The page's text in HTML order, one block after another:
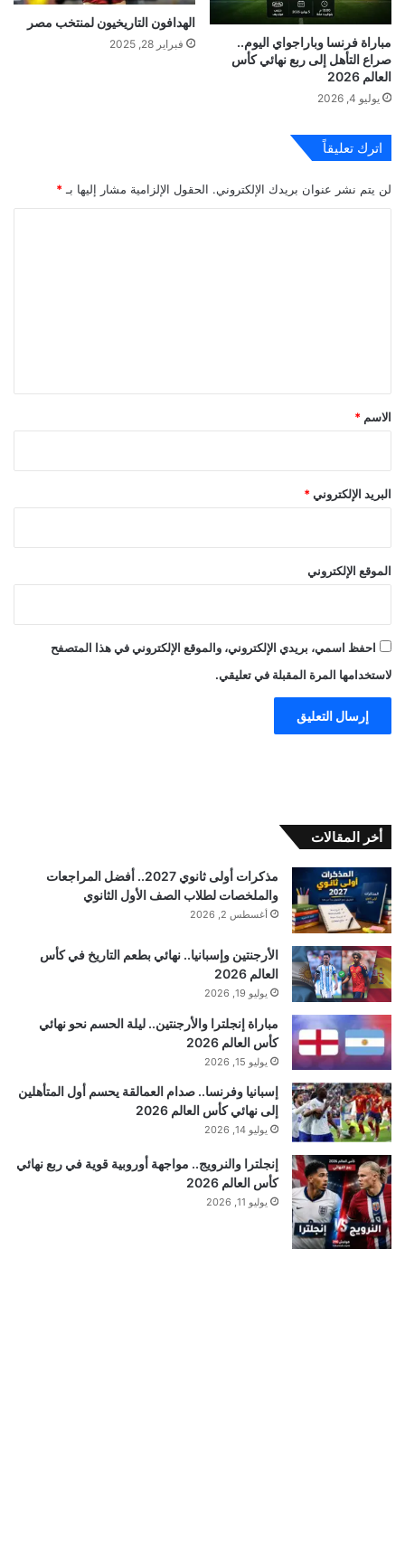
مباراة فرنسا وباراجواي اليوم..
صراع التأهل إلى ربع نهائي كأس
العالم 2026
يوليو 4, 2026
الهدافون التاريخيون لمنتخب مصر
فبراير 28, 2025
اترك تعليقاً
لن يتم نشر عنوان بريدك الإلكتروني. الحقول الإلزامية مشار إليها بـ *
*
الاسم *
البريد الإلكتروني *
الموقع الإلكتروني
احفظ اسمي، بريدي الإلكتروني، والموقع الإلكتروني في هذا المتصفح
لاستخدامها المرة المقبلة في تعليقي.
أخر المقالات
مذكرات أولى ثانوي 2027.. أفضل المراجعات
والملخصات لطلاب الصف الأول الثانوي
أغسطس 2, 2026
الأرجنتين وإسبانيا.. نهائي بطعم التاريخ في كأس
العالم 2026
يوليو 19, 2026
مباراة إنجلترا والأرجنتين.. ليلة الحسم نحو نهائي
كأس العالم 2026
يوليو 15, 2026
إسبانيا وفرنسا.. صدام العمالقة يحسم أول المتأهلين
إلى نهائي كأس العالم 2026
يوليو 14, 2026
إنجلترا والنرويج.. مواجهة أوروبية قوية في ربع نهائي
كأس العالم 2026
يوليو 11, 2026